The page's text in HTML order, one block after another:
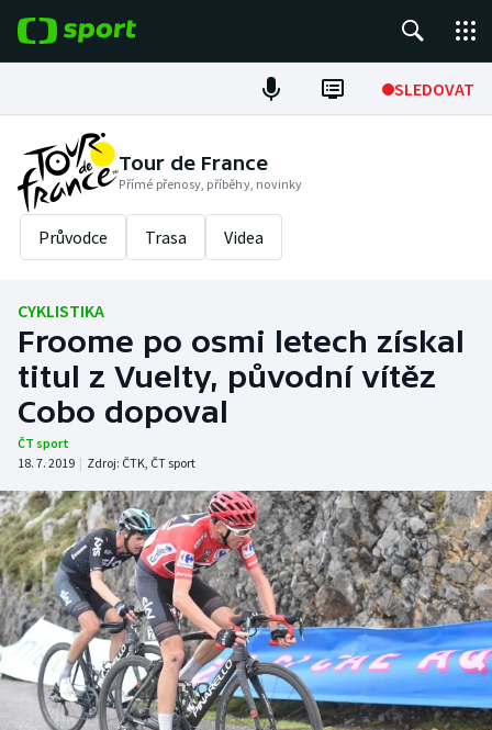
SLEDOVAT
Fotbal
Hokej
Tenis
Cyklistika
DALŠÍ SPORTY
Americký fotbal
Baseball a softbal
Basketbal
Biatlon
Boby a skeleton
Box
NEPŘEHLÉDNĚTE
Soutěže
Historické návraty
Aplikace ČT sport
AZ kvíz
Tour de France
Přímé přenosy, příběhy, novinky
Průvodce Trasa Videa
CYKLISTIKA
Froome po osmi letech získal
titul z Vuelty, původní vítěz
Cobo dopoval
ČT sport
18. 7. 2019 | Zdroj: ČTK, ČT sport